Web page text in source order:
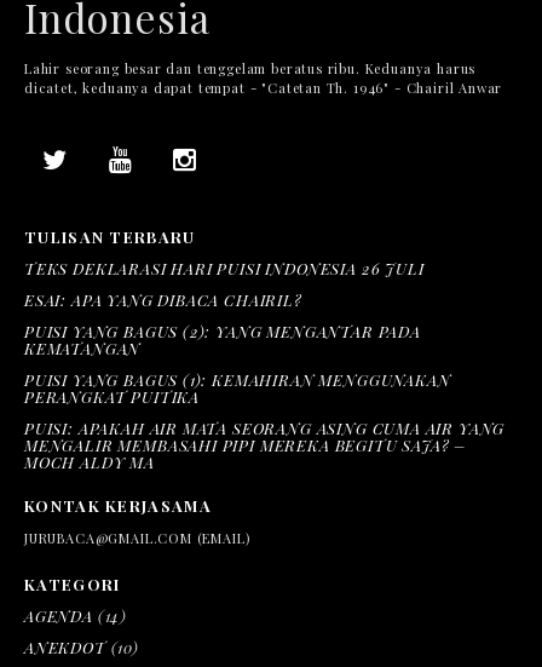
Indonesia
Lahir seorang besar dan tenggelam beratus ribu. Keduanya harus
dicatet, keduanya dapat tempat - "Catetan Th. 1946" - Chairil Anwar
TULISAN TERBARU
TEKS DEKLARASI HARI PUISI INDONESIA 26 JULI
ESAI: APA YANG DIBACA CHAIRIL?
PUISI YANG BAGUS (2): YANG MENGANTAR PADA
KEMATANGAN
PUISI YANG BAGUS (1): KEMAHIRAN MENGGUNAKAN
PERANGKAT PUITIKA
PUISI: APAKAH AIR MATA SEORANG ASING CUMA AIR YANG
MENGALIR MEMBASAHI PIPI MEREKA BEGITU SAJA? –
MOCH ALDY MA
KONTAK KERJASAMA
JURUBACA@GMAIL.COM (EMAIL)
KATEGORI
AGENDA (14)
ANEKDOT(10)